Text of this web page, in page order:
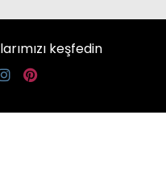
keşfedin